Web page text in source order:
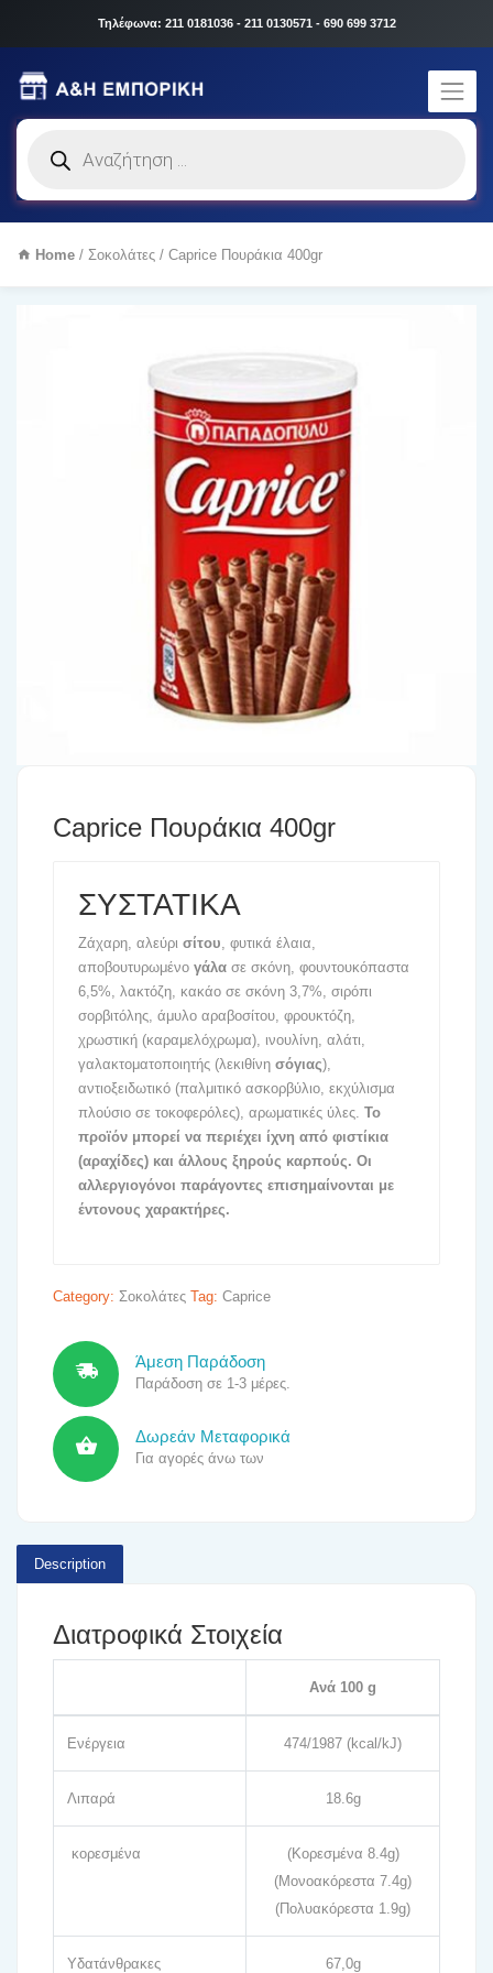
Τηλέφωνα: 211 0181036 - 211 0130571 - 690 699 3712
search
Home / Σοκολάτες / Caprice Πουράκια 400gr
Caprice Πουράκια 400gr
ΣΥΣΤΑΤΙΚΑ
Ζάχαρη, αλεύρι σίτου, φυτικά έλαια,
αποβουτυρωμένο γάλα σε σκόνη, φουντουκόπαστα
6,5%, λακτόζη, κακάο σε σκόνη 3,7%, σιρόπι
σορβιτόλης, άμυλο αραβοσίτου, φρουκτόζη,
χρωστική (καραμελόχρωμα), ινουλίνη, αλάτι,
γαλακτοματοποιητής (λεκιθίνη σόγιας),
αντιοξειδωτικό (παλμιτικό ασκορβύλιο, εκχύλισμα
πλούσιο σε τοκοφερόλες), αρωματικές ύλες. Το
προϊόν μπορεί να περιέχει ίχνη από φιστίκια
(αραχίδες) και άλλους ξηρούς καρπούς. Οι
αλλεργιογόνοι παράγοντες επισημαίνονται με
έντονους χαρακτήρες.
Category: Σοκολάτες Tag: Caprice
Άμεση Παράδοση
Παράδοση σε 1-3 μέρες.
Δωρεάν Μεταφορικά
Για αγορές άνω των
Description
Διατροφικά Στοιχεία
Ανά 100 g
Ενέργεια 474/1987 (kcal/kJ)
Λιπαρά 18.6g
κορεσμένα
(Κορεσμένα 8.4g)
(Μονοακόρεστα 7.4g)
(Πολυακόρεστα 1.9g)
Υδατάνθρακες 67,0g